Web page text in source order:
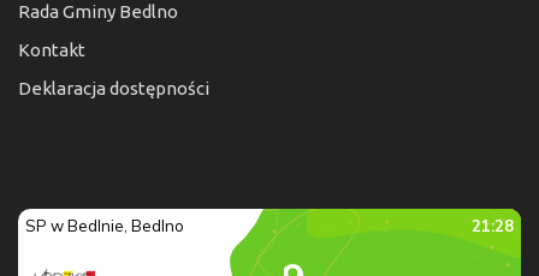
Rada Gminy Bedlno
Kontakt
Deklaracja dostępności